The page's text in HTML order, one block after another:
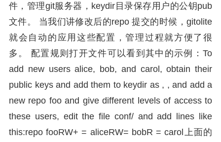
件，管理git服务器，keydir目录保存用户的公钥pub
文件。 当我们讲修改后的repo 提交的时候，gitolite
就会自动的应用这些配置，管理过程就方便了很
多。 配置规则打开文件可以看到其中的示例：To
add new users alice, bob, and carol, obtain their
public keys and add them to keydir as , , and add a
new repo foo and give different levels of access to
these users, edit the file conf/ and add lines like
this:repo fooRW+ = aliceRW= bobR = carol上面的